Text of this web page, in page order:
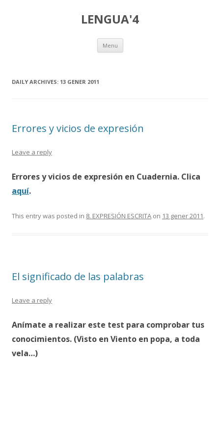
LENGUA'4
Menu Skip
content
DAILY ARCHIVES: 13 GENER 2011
Errores y vicios de expresión
Leave a reply
Errores y vicios de expresión en Cuadernia. Clica
aquí.
This entry was posted in 8. EXPRESIÓN ESCRITA on 13 gener 2011.
El significado de las palabras
Leave a reply
Anímate a realizar este test para comprobar tus
conocimientos. (Visto en Viento en popa, a toda
vela…)